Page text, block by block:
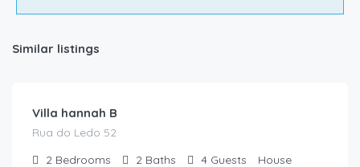
Similar listings
220.00€
Villa hannah B
Rua do Ledo 52
2 Bedrooms 2 Baths 4 Guests House